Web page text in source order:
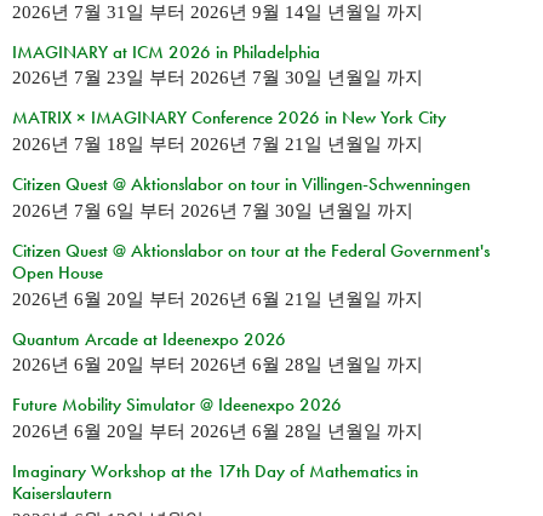
2026년 7월 31일 부터 2026년 9월 14일 년월일 까지
IMAGINARY at ICM 2026 in Philadelphia
2026년 7월 23일 부터 2026년 7월 30일 년월일 까지
MATRIX × IMAGINARY Conference 2026 in New York City
2026년 7월 18일 부터 2026년 7월 21일 년월일 까지
Citizen Quest @ Aktionslabor on tour in Villingen-Schwenningen
2026년 7월 6일 부터 2026년 7월 30일 년월일 까지
Citizen Quest @ Aktionslabor on tour at the Federal Government's
Open House
2026년 6월 20일 부터 2026년 6월 21일 년월일 까지
Quantum Arcade at Ideenexpo 2026
2026년 6월 20일 부터 2026년 6월 28일 년월일 까지
Future Mobility Simulator @ Ideenexpo 2026
2026년 6월 20일 부터 2026년 6월 28일 년월일 까지
Imaginary Workshop at the 17th Day of Mathematics in
Kaiserslautern